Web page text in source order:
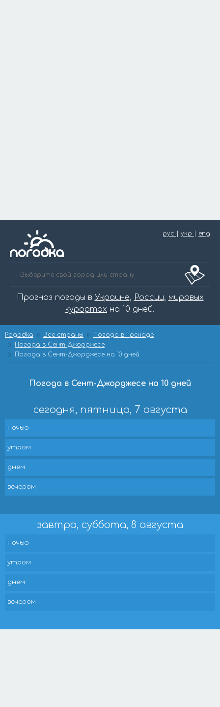
рус укр eng
Прогноз погоды в Украине, России, мировых
курортах на 10 дней.
Pogodka Все страны
Погода в Гренаде
Погода в Сент-Джорджесе
Погода в Сент-Джорджесе на 10 дней
Погода в Сент-Джорджесе на 10 дней
сегодня, пятница, 7 августа
ночью
утром
днем
вечером
завтра, суббота, 8 августа
ночью
утром
днем
вечером